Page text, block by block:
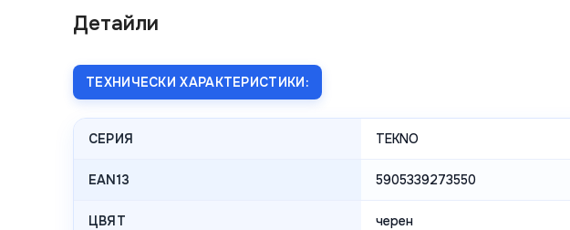
Детайли
ТЕХНИЧЕСКИ ХАРАКТЕРИСТИКИ:
СЕРИЯ TEKNO
EAN13 5905339273550
ЦВЯТ черен